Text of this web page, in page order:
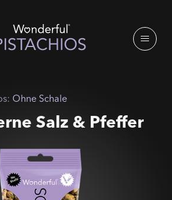
Salz & Pfeffer
Ohne Schale